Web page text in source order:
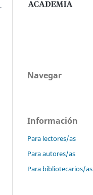
.
Navegar
Información
Para lectores/as
Para autores/as
Para bibliotecarios/as